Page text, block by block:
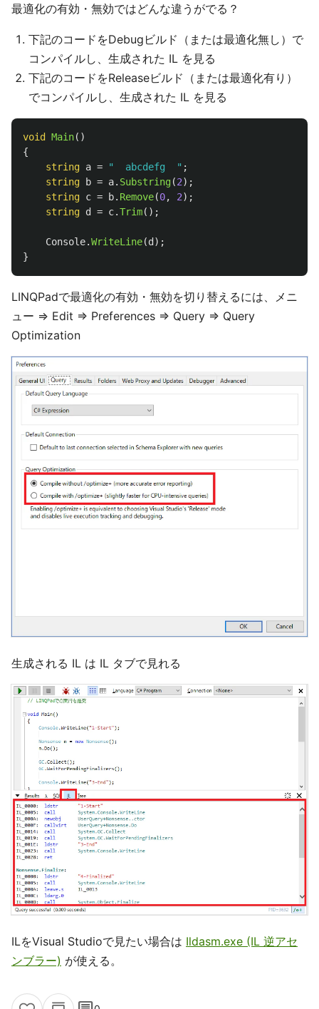
最適化の有効・無効ではどんな違うがでる？
下記のコードをDebugビルド（または最適化無し）で
コンパイルし、生成された IL を見る
下記のコードをReleaseビルド（または最適化有り）
でコンパイルし、生成された IL を見る
void Main()
{
string a = "  abcdefg  " ;
string
b = a. Substring(2);
string c = b. Remove(0, 2);
string d = c.Trim();
Console.WriteLine(d );
}
LINQPadで最適化の有効・無効を切り替えるには、メニ
ュー ⇒ Edit ⇒ Preferences ⇒ Query ⇒ Query
Optimization
生成される IL は IL タブで見れる
ILをVisual Studioで見たい場合は Ildasm.exe (IL 逆アセ
ンブラー) が使える。